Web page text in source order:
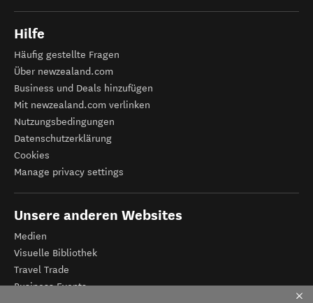
Hilfe
Häufig gestellte Fragen
Über newzealand.com
Business und Deals hinzufügen
Mit newzealand.com verlinken
Nutzungsbedingungen
Datenschutzerklärung
Cookies
Manage privacy settings
Unsere anderen Websites
Medien
Visuelle Bibliothek
Travel Trade
Business Events